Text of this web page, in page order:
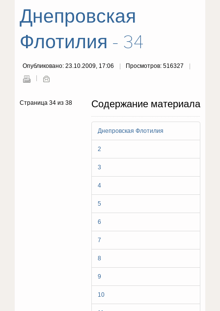
Днепровская
Флотилия - 34
Опубликовано: 23.10.2009, 17:06 Просмотров: 516327
Содержание материала
Днепровская Флотилия
2
3
4
5
6
7
8
9
10
Страница 34 из 38